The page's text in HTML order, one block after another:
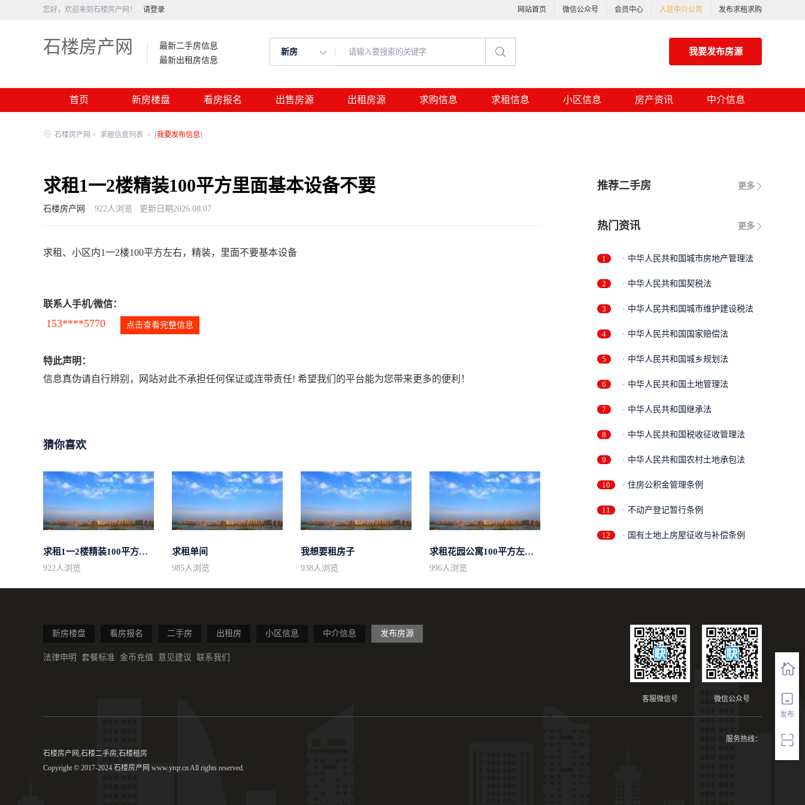
您好，欢迎来到石楼房产网！ 请登录 网站首页 微信公众号 会员中心 入驻中介公司 发布求租求购
石楼房产网
最新二手房信息
最新出租房信息
新房 我要发布房源
首页 新房楼盘 看房报名 出售房源 出租房源 求购信息 求租信息 小区信息 房产资讯 中介信息
发布
石楼房产网 > 求租信息列表 > [我要发布信息]
求租1一2楼精装100平方里面基本设备不要
石楼房产网 922人浏览 更新日期2026.08.07
求租、小区内1一2楼100平方左右，精装，里面不要基本设备
联系人手机/微信：
153****5770 点击查看完整信息
特此声明：
信息真伪请自行辨别，网站对此不承担任何保证或连带责任! 希望我们的平台能为您带来更多的便利！
猜你喜欢
求租1一2楼精装100平方里面基本设备不...
922人浏览
求租单间
985人浏览
我想要租房子
938人浏览
求租花园公寓100平方左右，电梯房
996人浏览
更多
推荐二手房
更多
热门资讯
1 · 中华人民共和国城市房地产管理法
2 · 中华人民共和国契税法
3 · 中华人民共和国城市维护建设税法
4 · 中华人民共和国国家赔偿法
5 · 中华人民共和国城乡规划法
6 · 中华人民共和国土地管理法
7 · 中华人民共和国继承法
8 · 中华人民共和国税收征收管理法
9 · 中华人民共和国农村土地承包法
10 · 住房公积金管理条例
11 · 不动产登记暂行条例
12 · 国有土地上房屋征收与补偿条例
新房楼盘 看房报名 二手房 出租房 小区信息 中介信息 发布房源
法律申明 套餐标准 金币充值 意见建议 联系我们
微信公众号
客服微信号
服务热线：
石楼房产网,石楼二手房,石楼租房
Copyright © 2017-2024 石楼房产网 www.yrqr.cn All rights reserved.